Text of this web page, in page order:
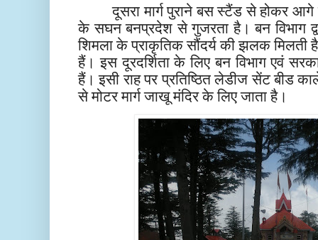
दूसरा मार्ग पुराने बस स्टैंड से होकर
के सघन बनप्रदेश से गुजरता है। बन विभाग
शिमला के प्राकृतिक सौंदर्य की झलक
हैं। इस दूरदर्शिता के लिए बन विभाग एवं
हैं। इसी राह पर प्रतिष्ठित लेडीज सेंट बीड
से मोटर मार्ग जाखू मंदिर के लिए जाता है।